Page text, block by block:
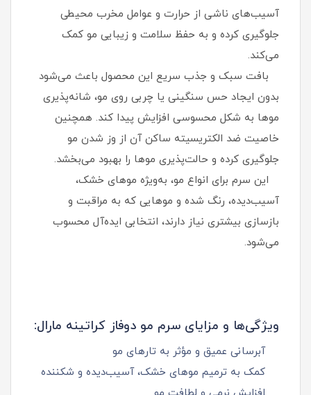
آسیب‌های ناشی از حرارت و عوامل مخرب محیطی
جلوگیری کرده و به حفظ سلامت و زیبایی مو کمک
می‌کند.
بافت سبک و جذب سریع این محصول باعث می‌شود
بدون ایجاد حس سنگینی یا چربی روی مو، شانه‌پذیری
موها به شکل محسوسی افزایش پیدا کند. همچنین
خاصیت ضد الکتریسیته ساکن آن از وز شدن مو
جلوگیری کرده و حالت‌پذیری موها را بهبود می‌بخشد.
این سرم برای انواع مو، به‌ویژه موهای خشک،
آسیب‌دیده، رنگ شده و موهایی که به مراقبت و
بازسازی بیشتری نیاز دارند، انتخابی ایده‌آل محسوب
می‌شود.
ویژگی‌ها و مزایای سرم مو دوفاز کراتینه مارال:
آبرسانی عمیق و مؤثر به تارهای مو
کمک به ترمیم موهای خشک، آسیب‌دیده و شکننده